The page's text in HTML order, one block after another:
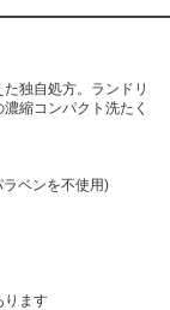
独自処方。ランドリ
縮コンパクト洗たく
ベンを不使用)
ります